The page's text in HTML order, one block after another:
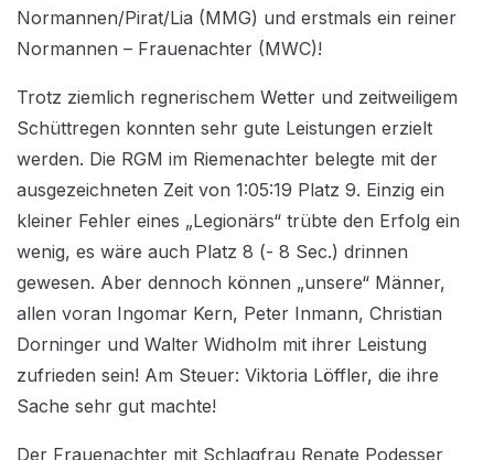
Normannen/Pirat/Lia (MMG) und erstmals ein reiner
Normannen – Frauenachter (MWC)!
Trotz ziemlich regnerischem Wetter und zeitweiligem
Schüttregen konnten sehr gute Leistungen erzielt
werden. Die RGM im Riemenachter belegte mit der
ausgezeichneten Zeit von 1:05:19 Platz 9. Einzig ein
kleiner Fehler eines „Legionärs“ trübte den Erfolg ein
wenig, es wäre auch Platz 8 (- 8 Sec.) drinnen
gewesen. Aber dennoch können „unsere“ Männer,
allen voran Ingomar Kern, Peter Inmann, Christian
Dorninger und Walter Widholm mit ihrer Leistung
zufrieden sein! Am Steuer: Viktoria Löffler, die ihre
Sache sehr gut machte!
Der Frauenachter mit Schlagfrau Renate Podesser